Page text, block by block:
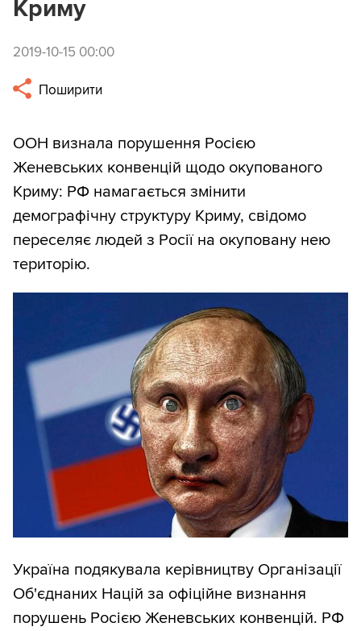
Криму
2019-10-15 00:00
Поширити
ООН визнала порушення Росією
Женевських конвенцій щодо окупованого
Криму: РФ намагається змінити
демографічну структуру Криму, свідомо
переселяє людей з Росії на окуповану нею
територію.
Україна подякувала керівництву Організації
Об'єднаних Націй за офіційне визнання
порушень Росією Женевських конвенцій. РФ